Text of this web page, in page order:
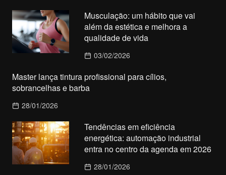
Musculação: um hábito que vai
além da estética e melhora a
qualidade de vida
03/02/2026
Master lança tintura profissional para cílios,
sobrancelhas e barba
28/01/2026
Tendências em eficiência
energética: automação industrial
entra no centro da agenda em 2026
28/01/2026